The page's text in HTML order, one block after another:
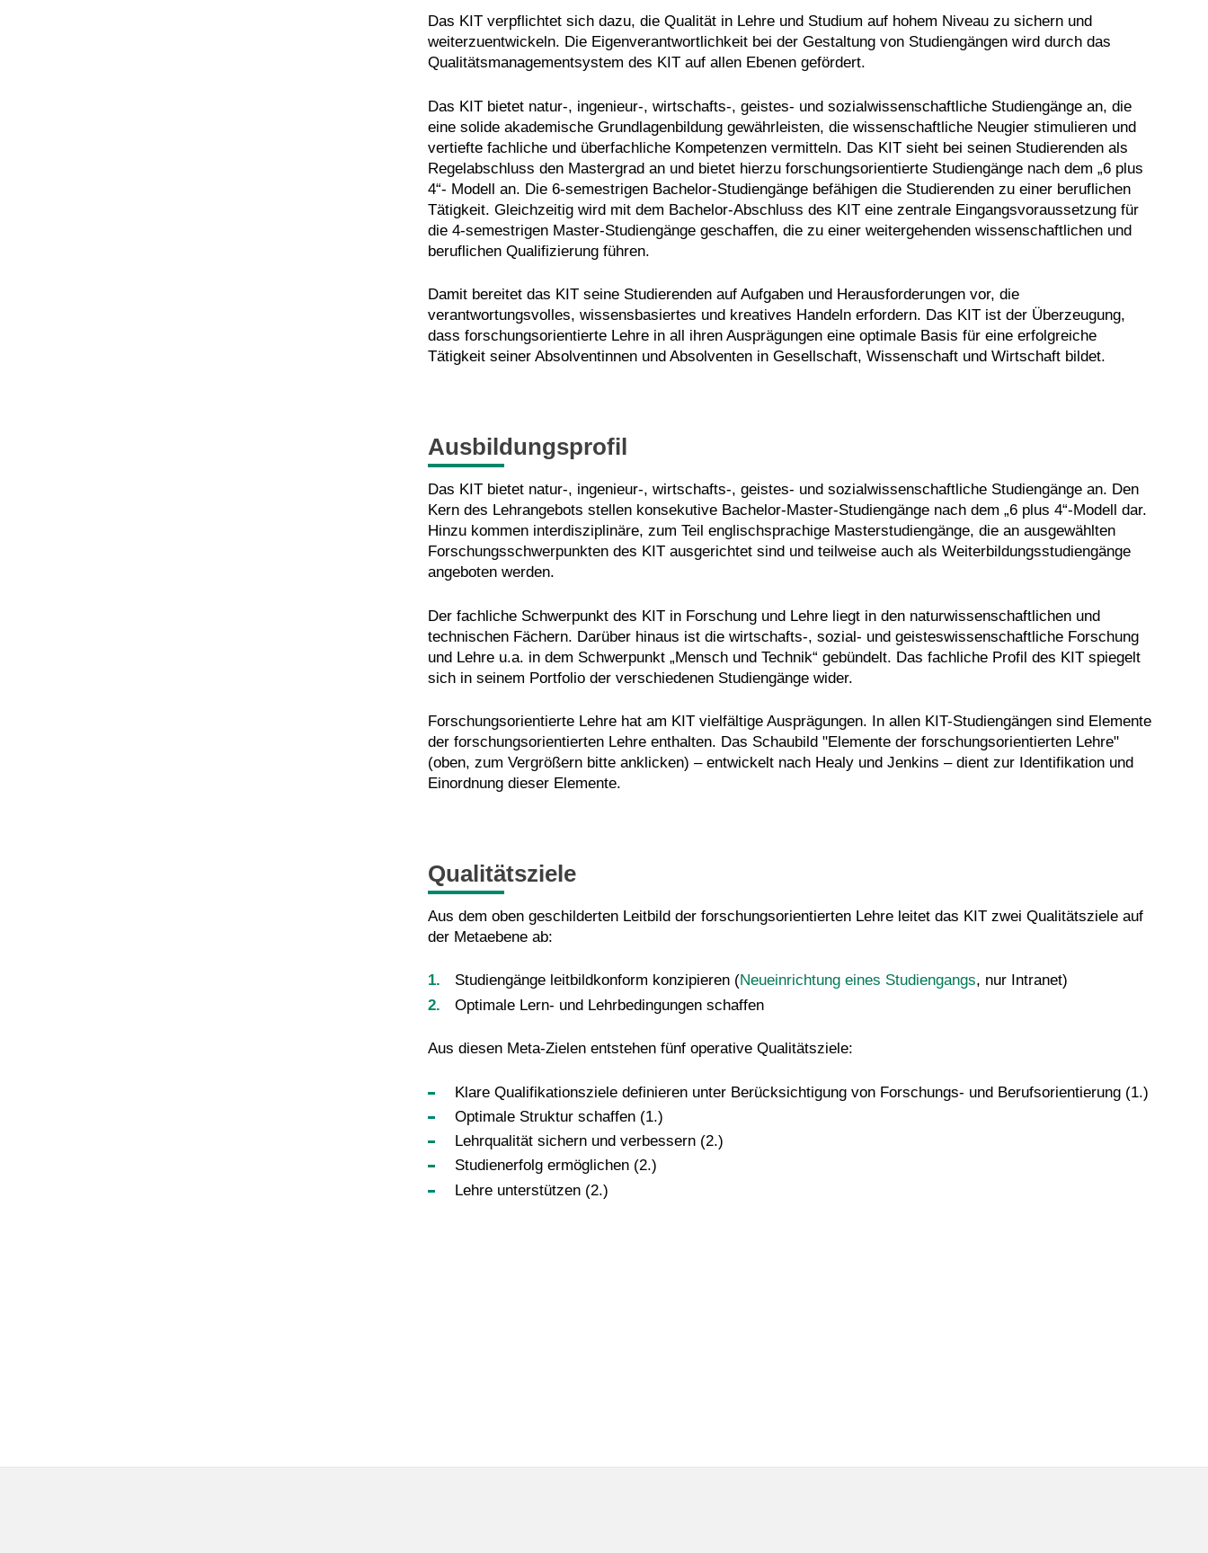
Das KIT verpflichtet sich dazu, die Qualität in Lehre und Studium auf hohem Niveau zu sichern und
weiterzuentwickeln. Die Eigenverantwortlichkeit bei der Gestaltung von Studiengängen wird durch das
Qualitätsmanagementsystem des KIT auf allen Ebenen gefördert.
Das KIT bietet natur-, ingenieur-, wirtschafts-, geistes- und sozialwissenschaftliche Studiengänge an, die
eine solide akademische Grundlagenbildung gewährleisten, die wissenschaftliche Neugier stimulieren und
vertiefte fachliche und überfachliche Kompetenzen vermitteln. Das KIT sieht bei seinen Studierenden als
Regelabschluss den Mastergrad an und bietet hierzu forschungsorientierte Studiengänge nach dem „6 plus
4“- Modell an. Die 6-semestrigen Bachelor-Studiengänge befähigen die Studierenden zu einer beruflichen
Tätigkeit. Gleichzeitig wird mit dem Bachelor-Abschluss des KIT eine zentrale Eingangsvoraussetzung für
die 4-semestrigen Master-Studiengänge geschaffen, die zu einer weitergehenden wissenschaftlichen und
beruflichen Qualifizierung führen.
Damit bereitet das KIT seine Studierenden auf Aufgaben und Herausforderungen vor, die
verantwortungsvolles, wissensbasiertes und kreatives Handeln erfordern. Das KIT ist der Überzeugung,
dass forschungsorientierte Lehre in all ihren Ausprägungen eine optimale Basis für eine erfolgreiche
Tätigkeit seiner Absolventinnen und Absolventen in Gesellschaft, Wissenschaft und Wirtschaft bildet.
Ausbildungsprofil
Das KIT bietet natur-, ingenieur-, wirtschafts-, geistes- und sozialwissenschaftliche Studiengänge an. Den
Kern des Lehrangebots stellen konsekutive Bachelor-Master-Studiengänge nach dem „6 plus 4“-Modell dar.
Hinzu kommen interdisziplinäre, zum Teil englischsprachige Masterstudiengänge, die an ausgewählten
Forschungsschwerpunkten des KIT ausgerichtet sind und teilweise auch als Weiterbildungsstudiengänge
angeboten werden.
Der fachliche Schwerpunkt des KIT in Forschung und Lehre liegt in den naturwissenschaftlichen und
technischen Fächern. Darüber hinaus ist die wirtschafts-, sozial- und geisteswissenschaftliche Forschung
und Lehre u.a. in dem Schwerpunkt „Mensch und Technik“ gebündelt. Das fachliche Profil des KIT spiegelt
sich in seinem Portfolio der verschiedenen Studiengänge wider.
Forschungsorientierte Lehre hat am KIT vielfältige Ausprägungen. In allen KIT-Studiengängen sind Elemente
der forschungsorientierten Lehre enthalten. Das Schaubild "Elemente der forschungsorientierten Lehre"
(oben, zum Vergrößern bitte anklicken) – entwickelt nach Healy und Jenkins – dient zur Identifikation und
Einordnung dieser Elemente.
Qualitätsziele
Aus dem oben geschilderten Leitbild der forschungsorientierten Lehre leitet das KIT zwei Qualitätsziele auf
der Metaebene ab:
Studiengänge leitbildkonform konzipieren (Neueinrichtung eines Studiengangs, nur Intranet)
Optimale Lern- und Lehrbedingungen schaffen
Aus diesen Meta-Zielen entstehen fünf operative Qualitätsziele:
Klare Qualifikationsziele definieren unter Berücksichtigung von Forschungs- und Berufsorientierung (1.)
Optimale Struktur schaffen (1.)
Lehrqualität sichern und verbessern (2.)
Studienerfolg ermöglichen (2.)
Lehre unterstützen (2.)